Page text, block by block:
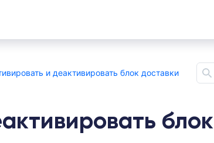
и деактивировать блок доставки
блок